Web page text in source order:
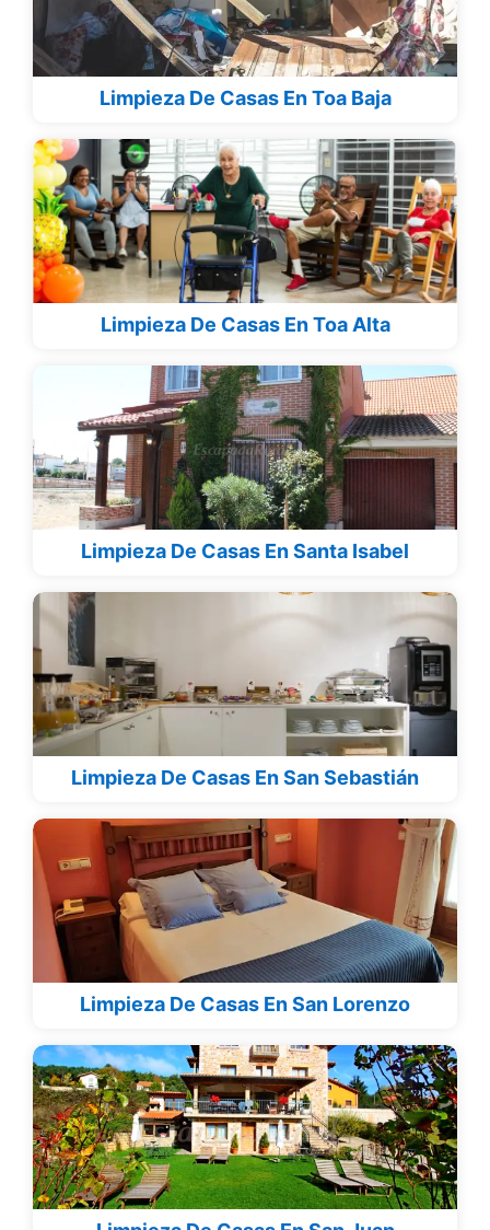
Limpieza De Casas En Toa Baja
Limpieza De Casas En Toa Alta
Limpieza De Casas En Santa Isabel
Limpieza De Casas En San Sebastián
Limpieza De Casas En San Lorenzo